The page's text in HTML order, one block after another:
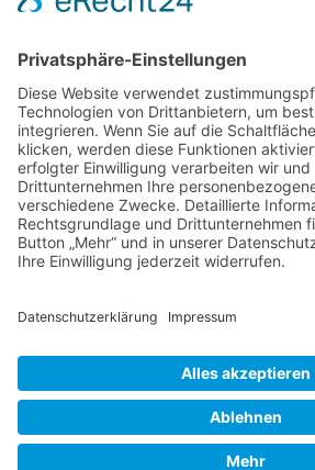
Retro und Klassiker
Shooter
Sonstige Spiele
Sport
News
Onlinespiele
Cookie-Einstellungen
Kontakt